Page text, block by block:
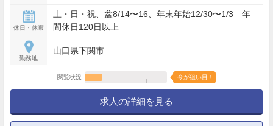
休日・休暇
土・日・祝、盆8/14〜16、年末年始12/30〜1/3 年
間休日120日以上
勤務地
山口県下関市
閲覧状況 今が狙い目！
求人の詳細を見る